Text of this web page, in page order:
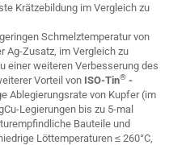
Krätzebildung im Vergleich zu
Schmelztemperatur von
Ag-Zusatz, im Vergleich zu
einer weiteren Verbesserung des
Vorteil von ISO-Tin® -
Ablegierungsrate von Kupfer (im
Legierungen bis zu 5-mal
Bauteile und
Löttemperaturen ≤ 260°C,